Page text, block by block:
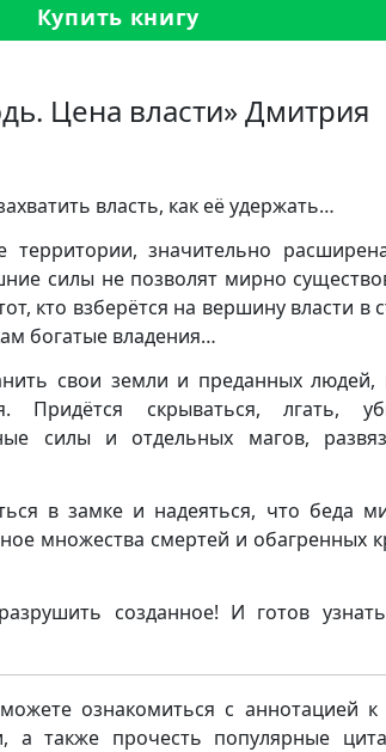
Купить книгу
Цена власти» Дмитрия
власть, как её удержать…
значительно
силы не позволят мирно
кто взберётся на вершину власти в
богатые владения…
свои земли и преданных людей,
Придётся скрываться, лгать,
силы и отдельных магов,
в замке и надеяться, что беда
множества смертей и обагренных
созданное! И готов
ознакомиться с аннотацией к
а также прочесть популярные